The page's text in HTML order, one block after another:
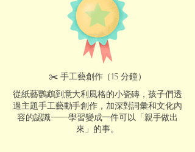
✂️ 手工藝創作（15 分鐘）
從紙藝鸚鵡到意大利風格的小瓷磚，孩子們透
過主題手工藝動手創作，加深對詞彙和文化內
容的認識——學習變成一件可以「親手做出
來」的事。